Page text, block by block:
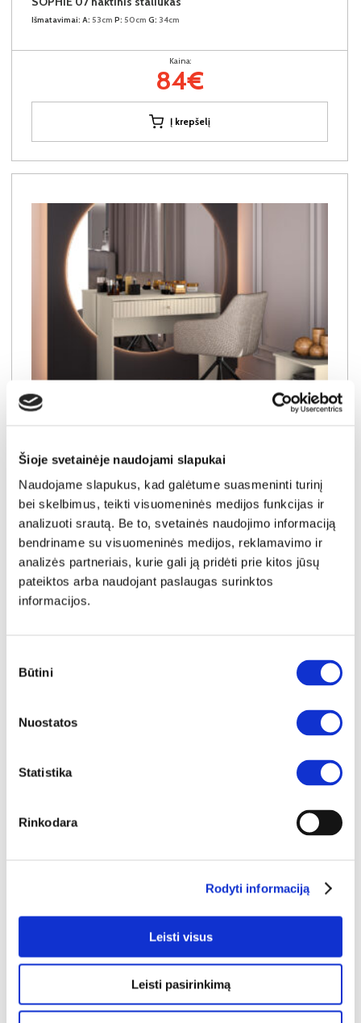
Šioje svetainėje naudojami slapukai
Naudojame slapukus, kad galėtume suasmeninti turinį
bei skelbimus, teikti visuomeninės medijos funkcijas ir
analizuoti srautą. Be to, svetainės naudojimo informaciją
bendriname su visuomeninės medijos, reklamavimo ir
analizės partneriais, kurie gali ją pridėti prie kitos jūsų
pateiktos arba naudojant paslaugas surinktos
informacijos.
pasirinkimas
Būtini
Nuostatos
Statistika
Rinkodara
Rodyti informaciją
Leisti visus
Leisti pasirinkimą
Išmatavimai: A: 53cm P: 50cm G: 34cm
Kaina:
84€
Į krepšelį
SOPHIE 08 kosmetinis staliukas-konsolė
Išmatavimai: 78cm G:
Kaina:
99€
Į krepšelį
Kaina:
49€